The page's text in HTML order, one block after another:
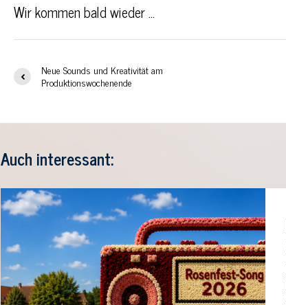
Wir kommen bald wieder …
Neue Sounds und Kreativität am
Produktionswochenende
Auch interessant: